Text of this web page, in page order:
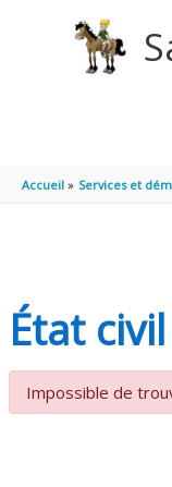
Accueil Services et
État civil
Impossible de